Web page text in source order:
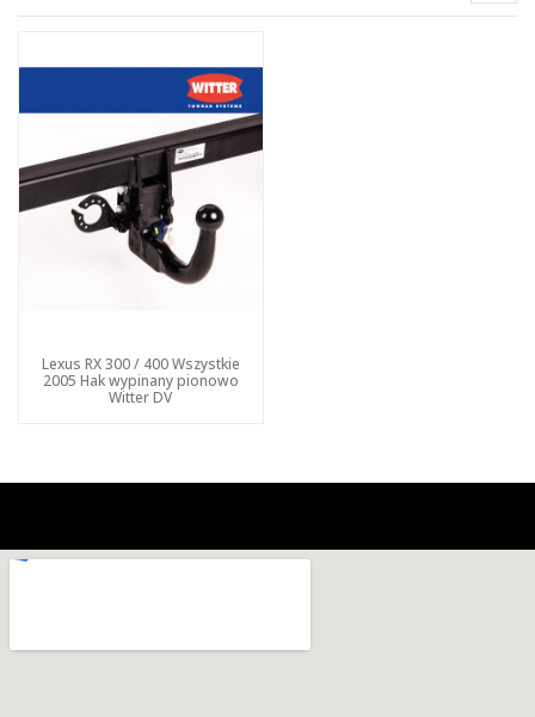
Lexus RX 300 / 400 Wszystkie
2005 Hak wypinany pionowo
Witter DV